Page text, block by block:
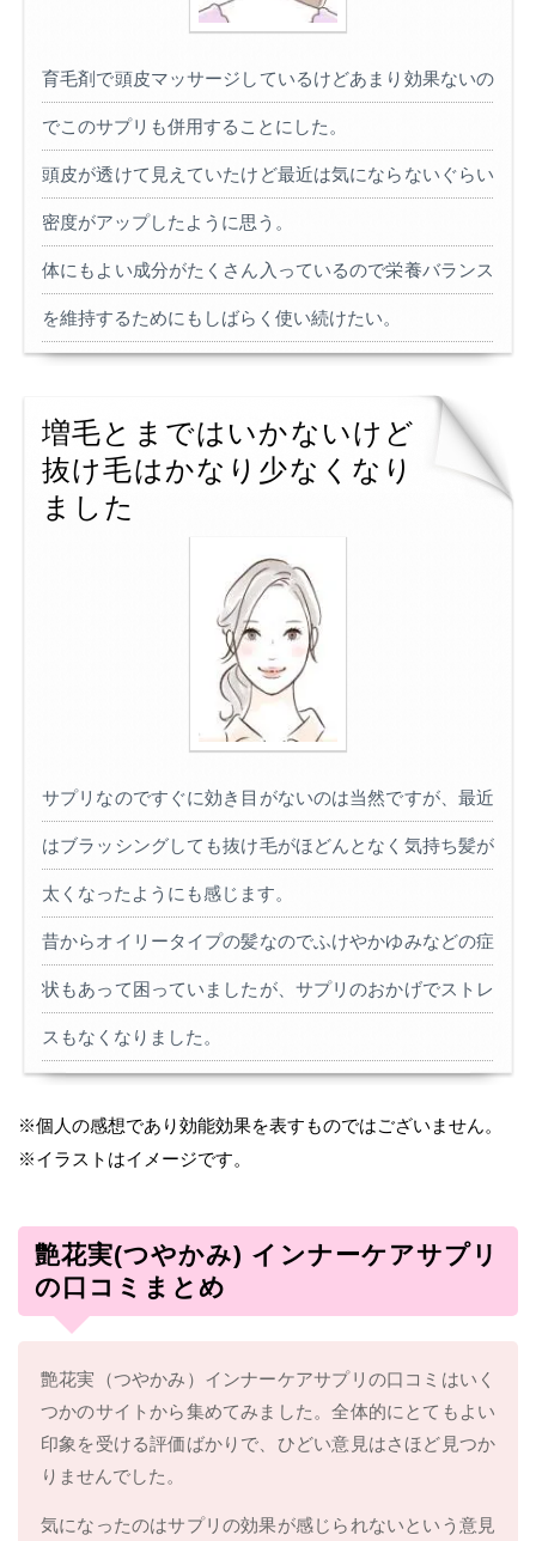
育毛剤で頭皮マッサージしているけどあまり効果ないの
でこのサプリも併用することにした。
頭皮が透けて見えていたけど最近は気にならないぐらい
密度がアップしたように思う。
体にもよい成分がたくさん入っているので栄養バランス
を維持するためにもしばらく使い続けたい。
増毛とまではいかないけど
抜け毛はかなり少なくなり
ました
サプリなのですぐに効き目がないのは当然ですが、最近
はブラッシングしても抜け毛がほどんとなく気持ち髪が
太くなったようにも感じます。
昔からオイリータイプの髪なのでふけやかゆみなどの症
状もあって困っていましたが、サプリのおかげでストレ
スもなくなりました。
※個人の感想であり効能効果を表すものではございません。
※イラストはイメージです。
艶花実(つやかみ) インナーケアサプリ
の口コミまとめ
艶花実（つやかみ）インナーケアサプリの口コミはいく
つかのサイトから集めてみました。全体的にとてもよい
印象を受ける評価ばかりで、ひどい意見はさほど見つか
りませんでした。
気になったのはサプリの効果が感じられないという意見